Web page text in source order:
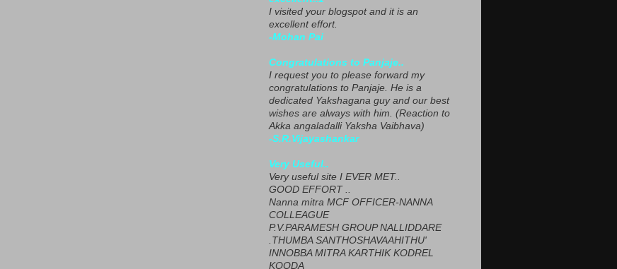
I visited your blogspot and it is an
excellent effort.
-Mohan Pai
Congratulations to Panjaje..
I request you to please forward my
congratulations to Panjaje. He is a
dedicated Yakshagana guy and our best
wishes are always with him. (Reaction to
Akka angaladalli Yaksha Vaibhava)
-S.R.Vijayashankar
Very Useful..
Very useful site I EVER MET..
GOOD EFFORT ..
Nanna mitra MCF OFFICER-NANNA
COLLEAGUE
P.V.PARAMESH GROUP NALLIDDARE
.THUMBA SANTHOSHAVAAHITHU'
INNOBBA MITRA KARTHIK KODREL
KOODA